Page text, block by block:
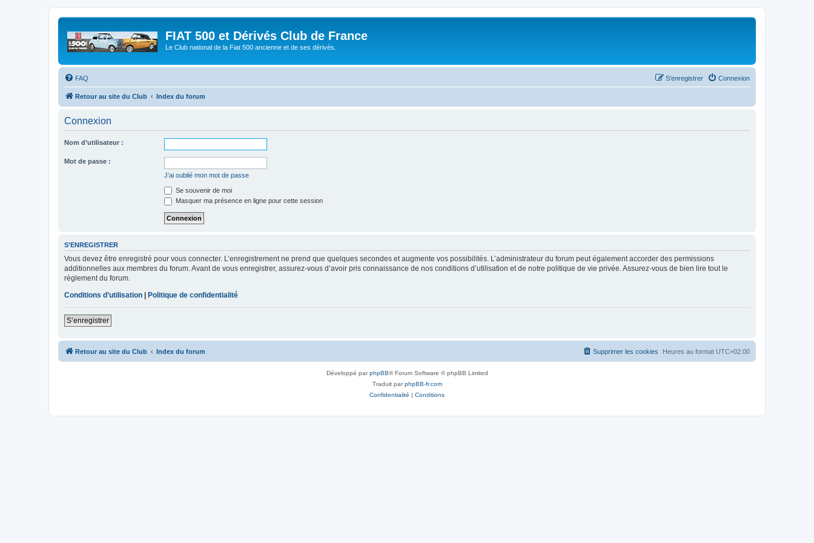
FIAT 500 et Dérivés Club de France
Le Club national de la Fiat 500 ancienne et de ses dérivés.
FAQ Connexion
S’enregistrer
Retour au site du Club Index du forum
Connexion
Nom d’utilisateur :
Mot de passe :
J’ai oublié mon mot de passe
Se souvenir de moi
Masquer ma présence en ligne pour cette session
S’ENREGISTRER
Vous devez être enregistré pour vous connecter. L’enregistrement ne prend que quelques secondes et augmente vos possibilités. L’administrateur du forum peut également accorder des permissions
additionnelles aux membres du forum. Avant de vous enregistrer, assurez-vous d’avoir pris connaissance de nos conditions d’utilisation et de notre politique de vie privée. Assurez-vous de bien lire tout le
règlement du forum.
Conditions d’utilisation
Politique de confidentialité
S’enregistrer
Retour au site du Club Index du forum Heures au format UTC+02:00
Supprimer les cookies
Développé parphpBB® Forum Software © phpBB Limited
Traduit parphpBB-fr.com
Confidentialité | Conditions